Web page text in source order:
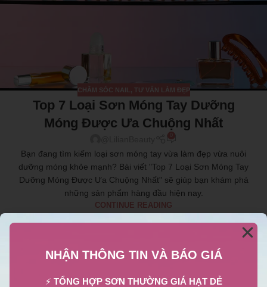
CHĂM SÓC NAIL , TƯ VẤN LÀM ĐẸP
Top 7 Loại Sơn Móng Tay Dưỡng
Móng Được Ưa Chuộng Nhất
Bạn đang tìm kiếm loại sơn móng tay vừa làm đẹp vừa nuôi
dưỡng móng khỏe mạnh? Bài viết "Top 7 Loại Sơn Móng Tay
Dưỡng Móng Được Ưa Chuộng Nhất" sẽ giúp bạn khám phá
những sản phẩm hàng đầu hiện nay.
CONTINUE READING
NHẬN THÔNG TIN VÀ BÁO GIÁ
⚡ TỔNG HỢP SƠN THƯỜNG GIÁ HẠT DẺ